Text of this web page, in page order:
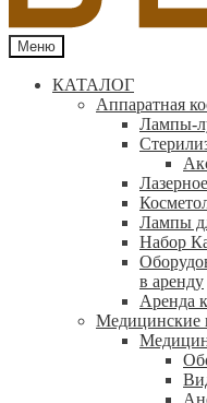
Меню
КАТАЛОГ
Аппаратная
Лампы-
Лампы
Набор
в аренду
Аренда
Медицинские